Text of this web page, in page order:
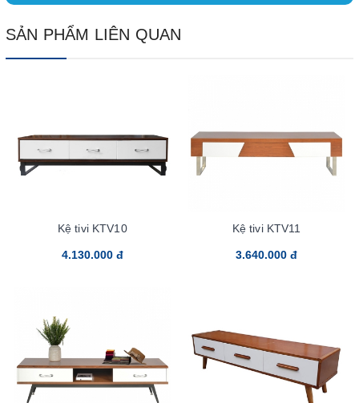
SẢN PHẨM LIÊN QUAN
Kệ tivi KTV10
4.130.000 đ
Kệ tivi KTV11
3.640.000 đ